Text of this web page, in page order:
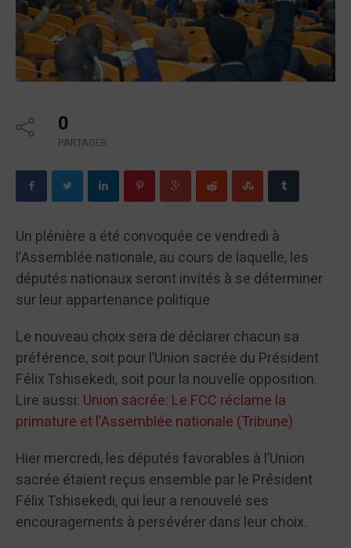
0
PARTAGER
Un plénière a été convoquée ce vendredi à
l’Assemblée nationale, au cours de laquelle, les
députés nationaux seront invités à se déterminer
sur leur appartenance politique
Le nouveau choix sera de déclarer chacun sa
préférence, soit pour l’Union sacrée du Président
Félix Tshisekedi, soit pour la nouvelle opposition.
Lire aussi: Union sacrée: Le FCC réclame la
primature et l’Assemblée nationale (Tribune)
Hier mercredi, les députés favorables à l’Union
sacrée étaient reçus ensemble par le Président
Félix Tshisekedi, qui leur a renouvelé ses
encouragements à persévérer dans leur choix.